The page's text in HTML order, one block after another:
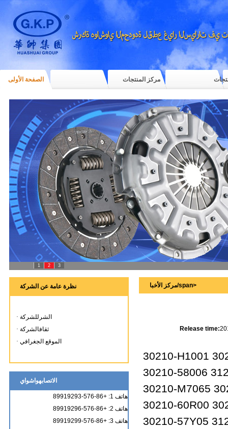
الصفحة الأولى مركز المنتجات
1 2 3
نظرة عامة عن الشركة
· الشرللشركة
· ثقافالشركة
· الموقع الجغرافي
الاتصابهواشواي
هاتف 1: +86-576-89919293
هاتف 2: +86-576-89919296
هاتف 3: +86-576-89919299
مركز الأخبا/span>
Release time:
30210-H1001
30210-58006
30210-M7065
30210-60R00
30210-57Y05